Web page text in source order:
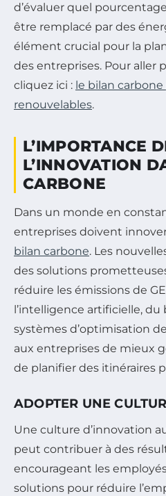
d’évaluer quel
être remplacé par des
élément crucial pour la
des entreprises. Pour aller
cliquez ici : le bilan
renouvelables.
L’IMPORTANCE
L’INNOVATION
CARBONE
Dans un monde en
entreprises doivent
bilan carbone. Les
des solutions
réduire les émissions de
l’intelligence artificielle,
systèmes d’optimisation
aux entreprises de mieux
de planifier des itinéraires
ADOPTER UNE
Une culture d’innovation
peut contribuer à des
encourageant les
solutions pour réduire